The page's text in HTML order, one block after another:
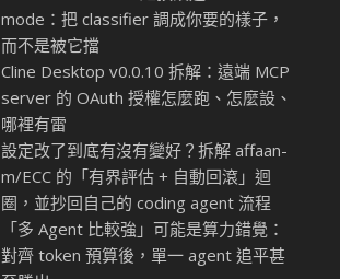
mode：把 classifier 調成你要的樣子，
而不是被它擋
Cline Desktop v0.0.10 拆解：遠端 MCP
server 的 OAuth 授權怎麼跑、怎麼設、
哪裡有雷
設定改了到底有沒有變好？拆解 affaan-
m/ECC 的「有界評估 + 自動回滾」迴
圈，並抄回自己的 coding agent 流程
「多 Agent 比較強」可能是算力錯覺：
對齊 token 預算後，單一 agent 追平甚